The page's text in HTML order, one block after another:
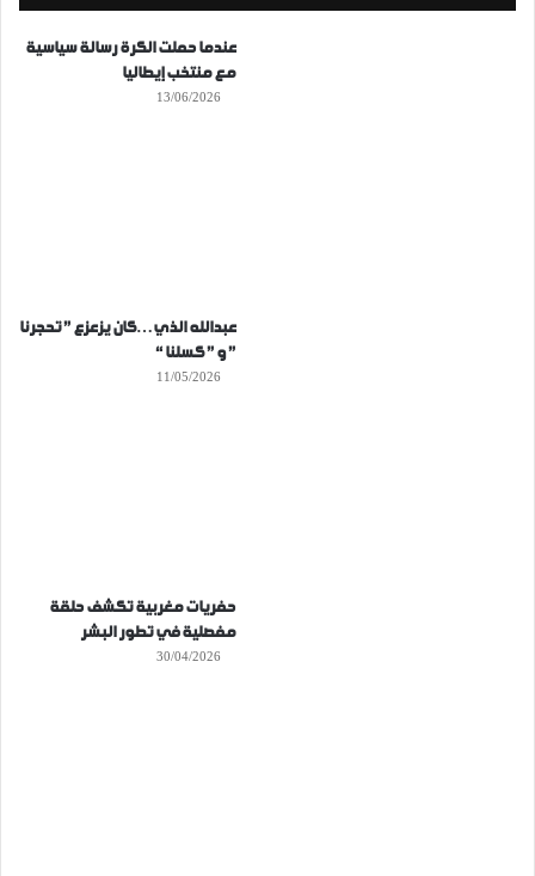
عندما حملت الكرة رسالة سياسية
مع منتخب إيطاليا
13/06/2026
عبدالله الذي…كان يزعزع ” تحجرنا
” و ” كسلنا “
11/05/2026
حفريات مغربية تكشف حلقة
مفصلية في تطور البشر
30/04/2026